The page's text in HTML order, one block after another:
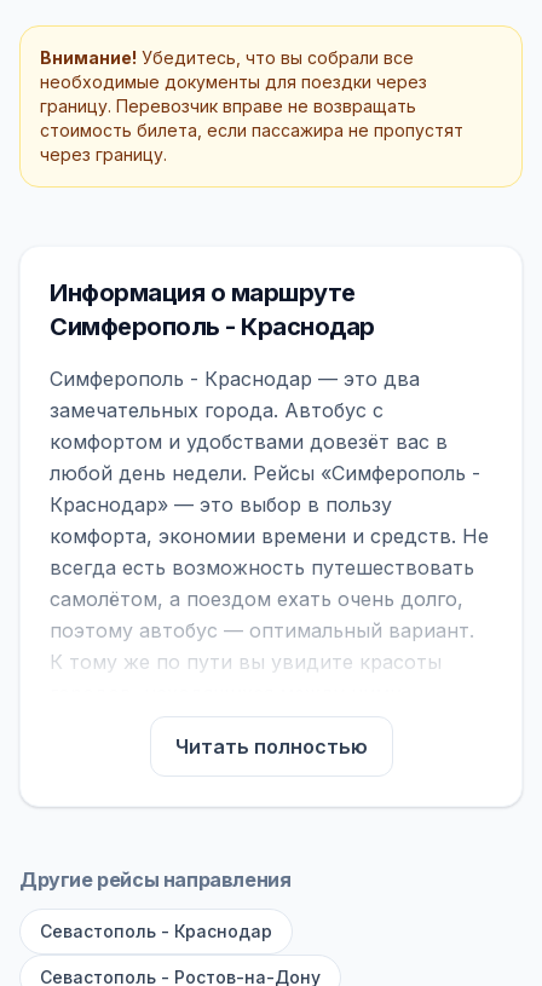
Внимание! Убедитесь, что вы собрали все
необходимые документы для поездки через
границу. Перевозчик вправе не возвращать
стоимость билета, если пассажира не пропустят
через границу.
Информация о маршруте
Симферополь - Краснодар
Симферополь - Краснодар — это два
замечательных города. Автобус с
комфортом и удобствами довезёт вас в
любой день недели. Рейсы «Симферополь -
Краснодар» — это выбор в пользу
комфорта, экономии времени и средств. Не
всегда есть возможность путешествовать
самолётом, а поездом ехать очень долго,
поэтому автобус — оптимальный вариант.
К тому же по пути вы увидите красоты
На нашем сайте вы можете найти
расписание автобусов Симферополь -
Краснодар, сравнить рейсы и выбрать
обратите внимание на микроавтобусы (8–18
большие автобусы (от 40 мест): у них лучше
подвеска и дорога ощущается меньше.
Читать полностью
Другие рейсы направления
Севастополь - Краснодар
Севастополь - Ростов-на-Дону